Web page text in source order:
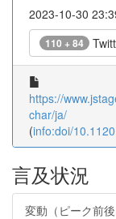
2023-10-30
110 + 84
https://
char/ja/
(info:doi/
言及状況
変動（ピーク前後